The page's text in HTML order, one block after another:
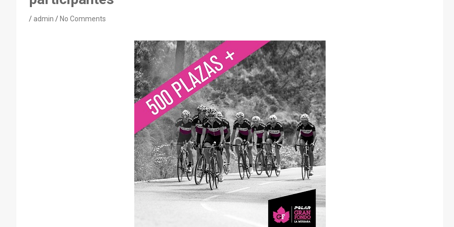
admin No Comments